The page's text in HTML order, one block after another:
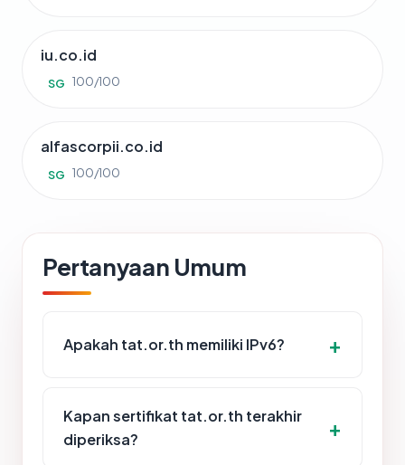
iu.co.id
SG 100/100
alfascorpii.co.id
SG 100/100
Pertanyaan Umum
Apakah tat.or.th memiliki IPv6?
Kapan sertifikat tat.or.th terakhir
diperiksa?